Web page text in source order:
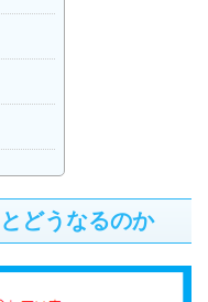
どうなるのか